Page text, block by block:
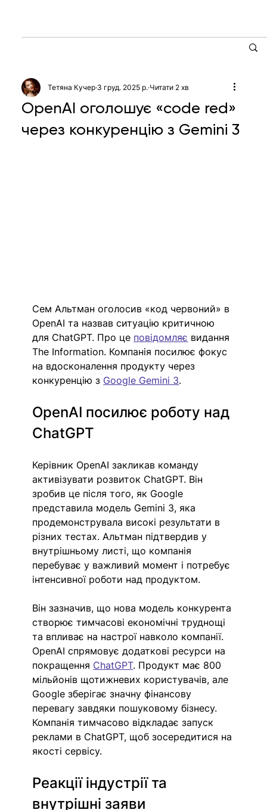
OpenAI оголошує «code red»
через конкуренцію з Gemini 3
Тетяна Кучер 3 груд. 2025 р. Читати 2 хв
Сем Альтман оголосив «код червоний» в
OpenAI та назвав ситуацію критичною
для ChatGPT. Про це повідомляє видання
The Information. Компанія посилює фокус
на вдосконалення продукту через
конкуренцію з Google Gemini 3.
OpenAI посилює роботу над
ChatGPT
Керівник OpenAI закликав команду
активізувати розвиток ChatGPT. Він
зробив це після того, як Google
представила модель Gemini 3, яка
продемонструвала високі результати в
різних тестах. Альтман підтвердив у
внутрішньому листі, що компанія
перебуває у важливий момент і потребує
інтенсивної роботи над продуктом.
Він зазначив, що нова модель конкурента
створює тимчасові економічні труднощі
та впливає на настрої навколо компанії.
OpenAI спрямовує додаткові ресурси на
покращення ChatGPT. Продукт має 800
мільйонів щотижневих користувачів, але
Google зберігає значну фінансову
перевагу завдяки пошуковому бізнесу.
Компанія тимчасово відкладає запуск
реклами в ChatGPT, щоб зосередитися на
якості сервісу.
Реакції індустрії та
внутрішні заяви